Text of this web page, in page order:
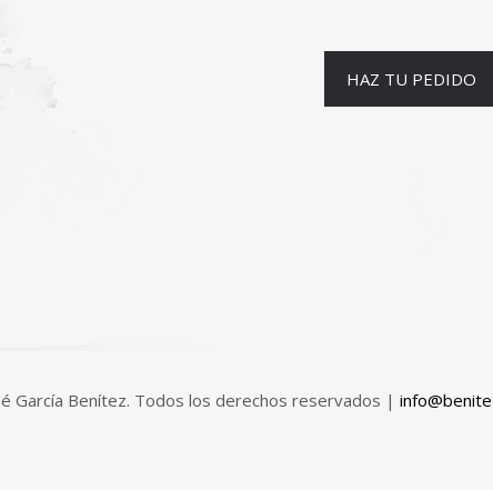
HAZ TU PEDIDO
García Benítez. Todos los derechos reservados |